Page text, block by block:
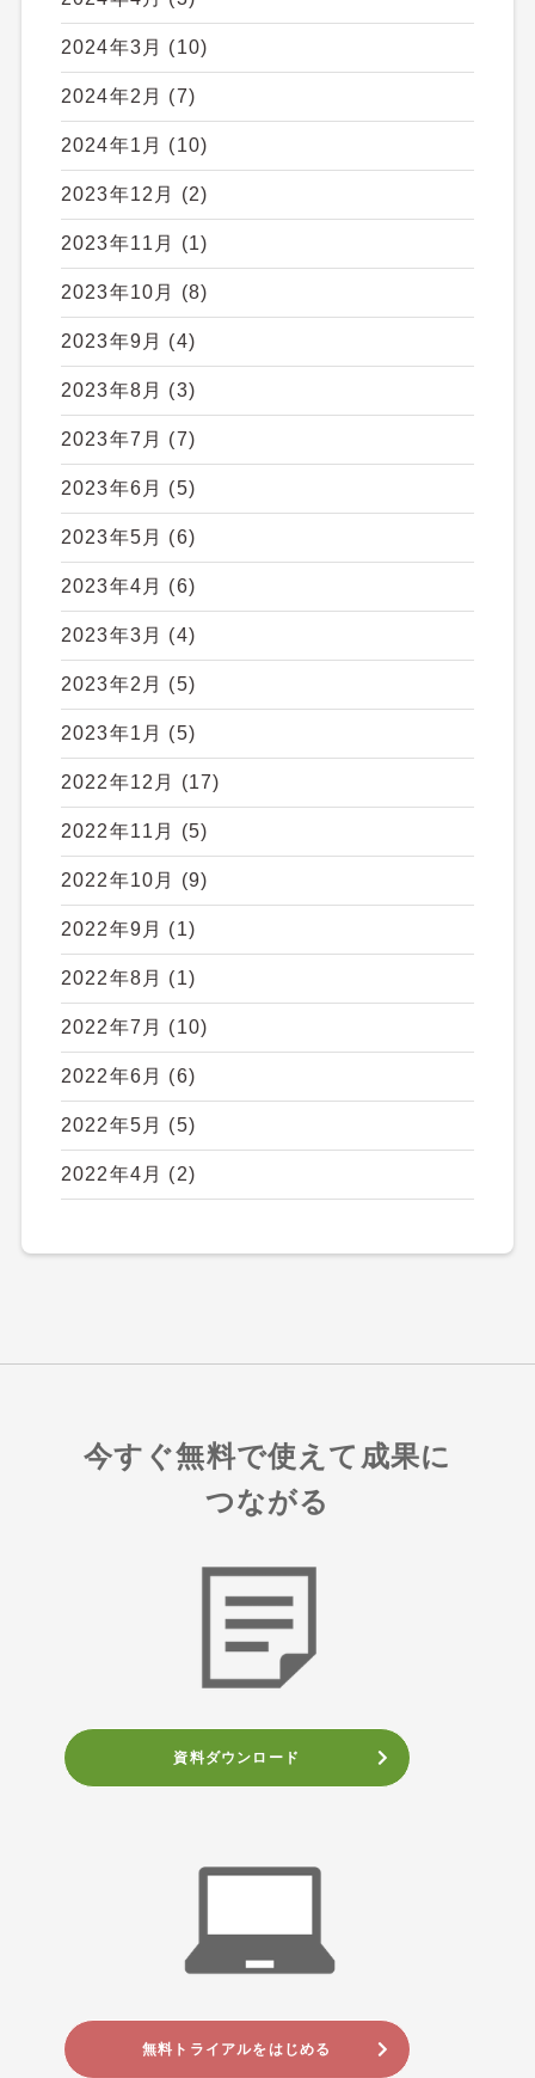
2024年3月 (10)
2024年2月 (7)
2024年1月 (10)
2023年12月 (2)
2023年11月 (1)
2023年10月 (8)
2023年9月 (4)
2023年8月 (3)
2023年7月 (7)
2023年6月 (5)
2023年5月 (6)
2023年4月 (6)
2023年3月 (4)
2023年2月 (5)
2023年1月 (5)
2022年12月 (17)
2022年11月 (5)
2022年10月 (9)
2022年9月 (1)
2022年8月 (1)
2022年7月 (10)
2022年6月 (6)
2022年5月 (5)
2022年4月 (2)
今すぐ無料で使えて成果に
つながる
資料ダウンロード
無料トライアルをはじめる